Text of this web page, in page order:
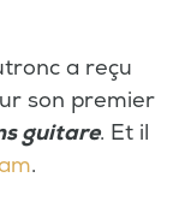
a reçu
son premier
guitare. Et il
.